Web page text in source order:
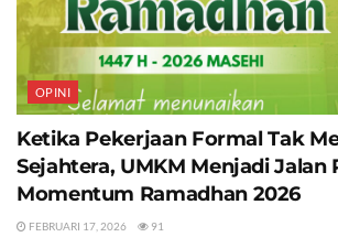
OPINI
Ketika Pekerjaan Formal Tak
Sejahtera, UMKM Menjadi Jalan
Momentum Ramadhan 2026
FEBRUARI 17, 2026 91